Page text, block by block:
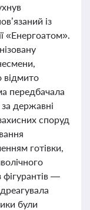
із
«Енергоатом».
відмито
передбачала
за державні
споруд
готівки,
фігурантів —
були